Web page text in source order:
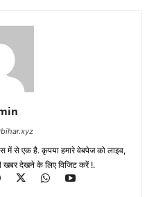
में से एक है. कृपया हमारे वेबपेज को लाइव,
खबर देखने के लिए विजिट करें !.